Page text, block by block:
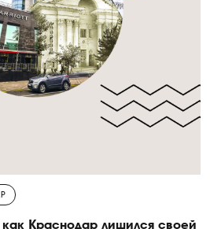
как Краснодар лишился своей